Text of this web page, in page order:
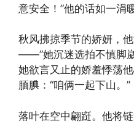
意安全！”他的话如一涓
秋风拂掠季节的娇妍，
——”她沉迷选拍不慎脚
她欲言又止的娇羞悸荡
腼腆：“咱俩一起下山。”
落叶在空中翩跹。他将